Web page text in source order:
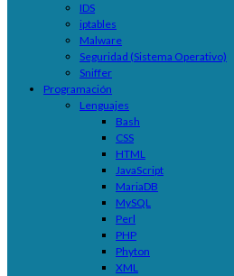
IDS
iptables
Malware
Seguridad (Sistema Operativo)
Sniffer
Programación
Lenguajes
Bash
CSS
HTML
JavaScript
MariaDB
MySQL
Perl
PHP
Phyton
XML